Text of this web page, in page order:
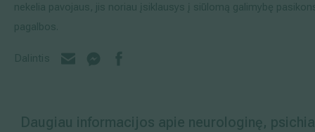
nekelia pavojaus, jis noriau įsiklausys į siūlomą galimybę
pagalbos.
Dalintis
Daugiau informacijos apie neurologinę,